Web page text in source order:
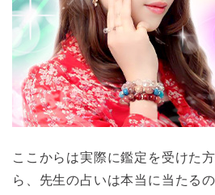
ここからは実際に鑑定を受けた
ら、先生の占いは本当に当たる